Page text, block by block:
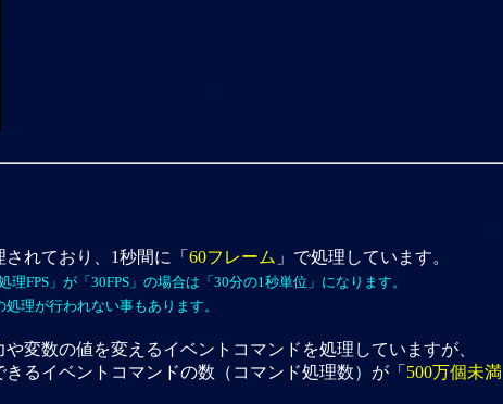
されており、1秒間に「 60フレーム 」で処理しています。
FPS」が「30FPS」の場合は「30分の1秒単位」になります。
理が行われない事もあります。
変数の値を変えるイベントコマンドを処理していますが、
るイベントコマンドの数（コマンド処理数）が「 500万個未満